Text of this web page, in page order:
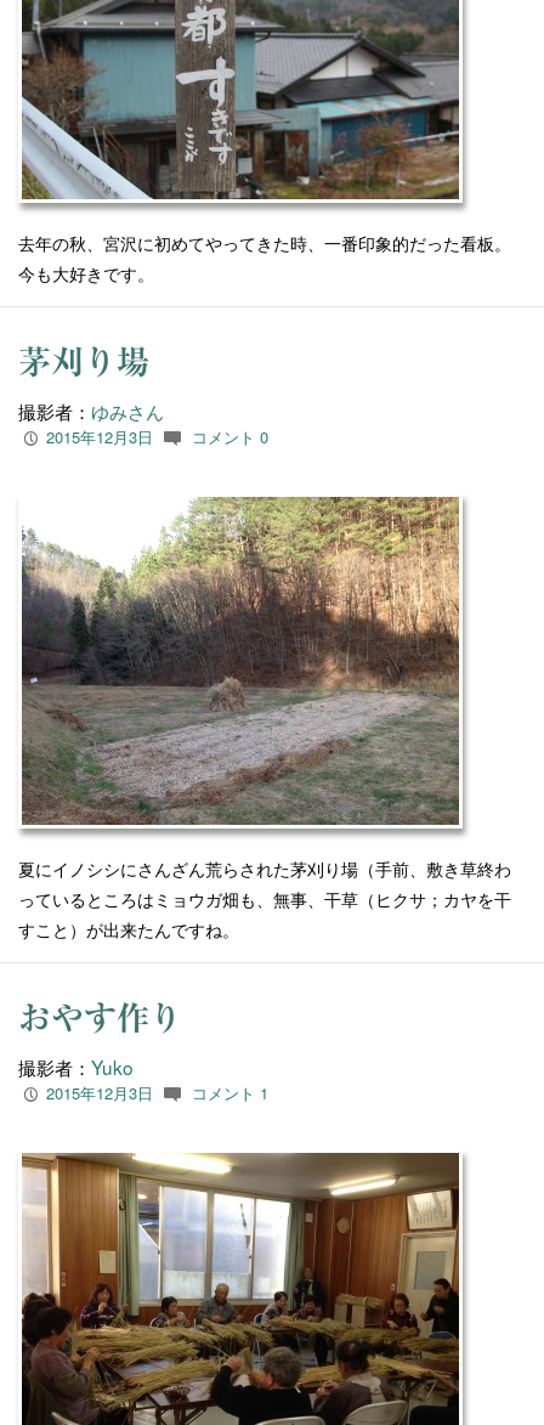
去年の秋、宮沢に初めてやってきた時、一番印象的だった看板。
今も大好きです。
茅刈り場
撮影者： ゆみさん
P 2015年12月3日 c コメント 0
夏にイノシシにさんざん荒らされた茅刈り場（手前、敷き草終わ
っているところはミョウガ畑も、無事、干草（ヒクサ；カヤを干
すこと）が出来たんですね。
おやす作り
撮影者： Yuko
P 2015年12月3日 c コメント 1